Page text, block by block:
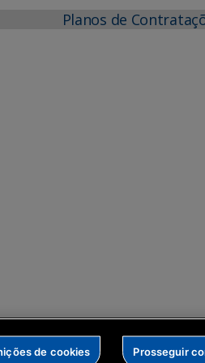
Planos de
de cookies Prosseguir